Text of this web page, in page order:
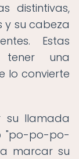
distintivas,
y su cabeza
Estas
tener una
lo convierte
su llamada
"po-po-po-
marcar su